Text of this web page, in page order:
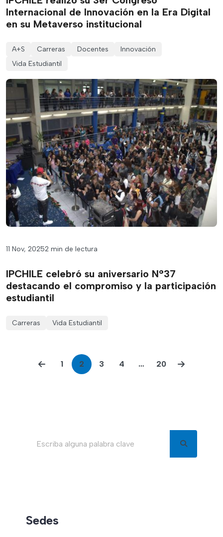
Internacional de Innovación en la Era Digital
en su Metaverso institucional
A+S Carreras Docentes
Innovación
Vida Estudiantil
11 Nov, 20252 min de lectura
IPCHILE celebró su aniversario N°37
destacando el compromiso y la participación
estudiantil
Carreras Vida Estudiantil
1 2 3 4 … 20
Buscar en el blog
Sedes